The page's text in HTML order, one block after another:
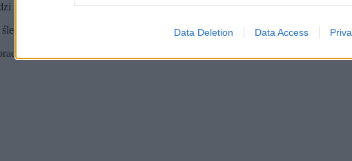
Data Deletion Data Access
zatrzymali 24 marca 2026 r. trzech warszawskich notariuszy: dwie kobiety i
nadzorowanego przez Prokuraturę Regionalną w Łodzi, dotyczącego
notariuszy i zabezpieczono obszerne materiały dowodowe, w tym